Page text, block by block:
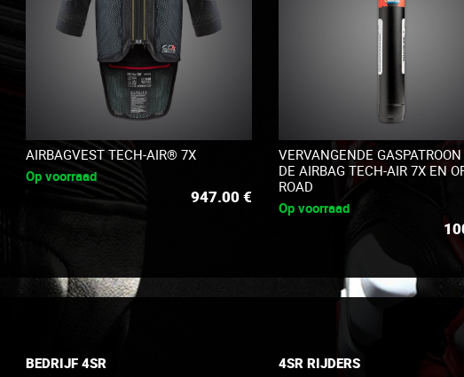
AIRBAGVEST TECH-AIR® 7X
Op voorraad
947.00€
VERVANGENDE
DE AIRBAG TECH-AIR 7X EN
ROAD
Op voorraad
BEDRIJF 4SR
4SR RIJDERS